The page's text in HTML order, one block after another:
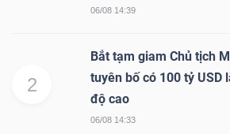
06/08 14:39
2
Bắt tạm giam Chủ tịch
tuyên bố có 100 tỷ USD
độ cao
06/08 14:33
TIN